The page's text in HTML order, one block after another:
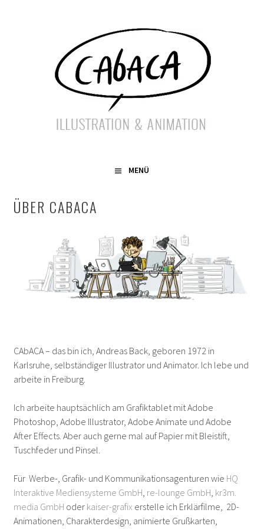
MENÜ
ÜBER CABACA
CAbACA – das bin ich, Andreas Back, geboren 1972 in
Karlsruhe, selbständiger Illustrator und Animator. Ich lebe und
arbeite in Freiburg.
Ich arbeite hauptsächlich am Grafiktablet mit Adobe
Photoshop, Adobe Illustrator, Adobe Animate und Adobe
After Effects. Aber auch gerne mal auf Papier mit Bleistift,
Tuschfeder und Pinsel.
Für Werbe-, Grafik- und Kommunikationsagenturen wie HQ
Interaktive Mediensysteme GmbH, re-lounge GmbH, kr3m.
media GmbH oder kaiser-grafix erstelle ich Erklärfilme, 2D-
Animationen, Charakterdesign, animierte Grußkarten,